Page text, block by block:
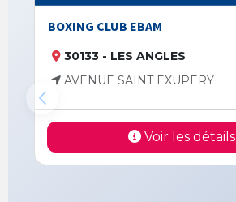
BOXING CLUB EBAM
30133 - LES ANGLES
AVENUE SAINT EXUPERY
Voir les détails